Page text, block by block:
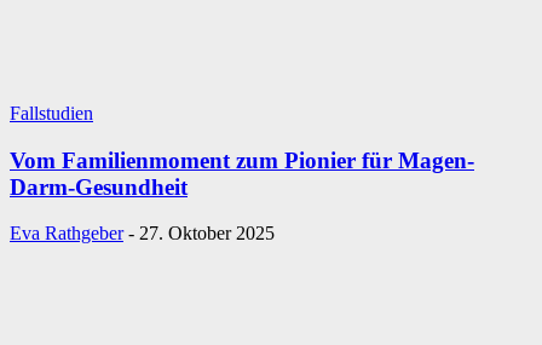
Fallstudien
Vom Familienmoment zum Pionier für Magen-
Darm-Gesundheit
Eva Rathgeber - 27. Oktober 2025